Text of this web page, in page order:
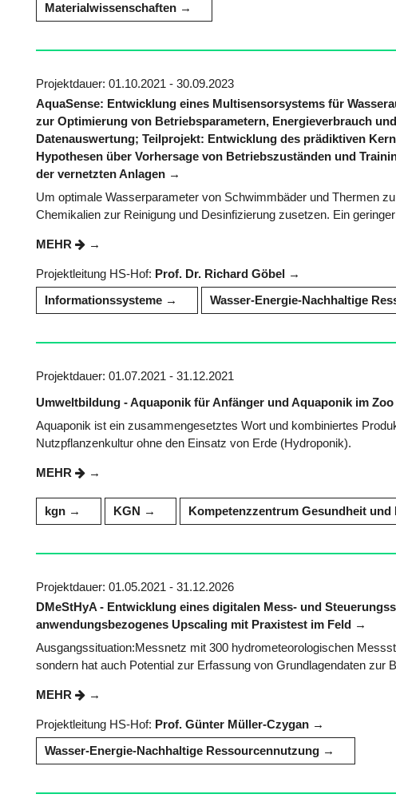
Materialwissenschaften
Projektdauer: 01.10.2021 - 30.09.2023
AquaSense: Entwicklung eines Multisensorsystems für
zur Optimierung von Betriebsparametern, Energieverbrauch
Datenauswertung; Teilprojekt: Entwicklung des prädiktiven
Hypothesen über Vorhersage von Betriebszuständen und
der vernetzten Anlagen
Um optimale Wasserparameter von Schwimmbäder und Thermen
Chemikalien zur Reinigung und Desinfizierung zusetzen. Ein
MEHR
Projektleitung HS-Hof: Prof. Dr. Richard Göbel
Informationssysteme
Wasser-Energie-Nachhaltige
Projektdauer: 01.07.2021 - 31.12.2021
Umweltbildung - Aquaponik für Anfänger und Aquaponik im Zoo
Aquaponik ist ein zusammengesetztes Wort und kombiniertes
Nutzpflanzenkultur ohne den Einsatz von Erde (Hydroponik).
MEHR
kgn KGN Kompetenzzentrum Gesundheit und
Projektdauer: 01.05.2021 - 31.12.2026
DMeStHyA - Entwicklung eines digitalen Mess- und
anwendungsbezogenes Upscaling mit Praxistest im Feld
Ausgangssituation:Messnetz mit 300 hydrometeorologischen
sondern hat auch Potential zur Erfassung von Grundlagendaten zur
MEHR
Projektleitung HS-Hof: Prof. Günter Müller-Czygan
Wasser-Energie-Nachhaltige Ressourcennutzung